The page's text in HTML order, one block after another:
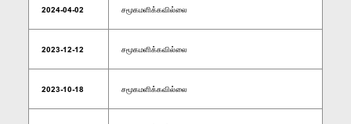
2024-04-02 சமூகமளிக்கவில்லை
2023-12-12 சமூகமளிக்கவில்லை
2023-10-18 சமூகமளிக்கவில்லை